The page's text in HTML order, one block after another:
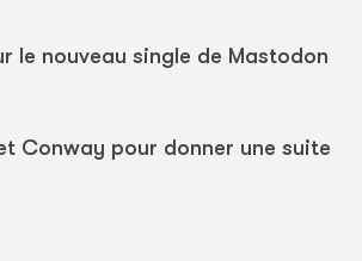
le nouveau single de Mastodon
Conway pour donner une suite